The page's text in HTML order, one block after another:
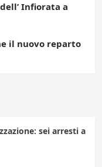
Infiorata a
il nuovo reparto
sei arresti a